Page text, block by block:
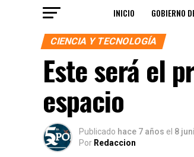
INICIO GOBIERNO
CIENCIA Y TECNOLOGÍA
Este será el
espacio
Publicado hace 7 años el 8
Por Redaccion